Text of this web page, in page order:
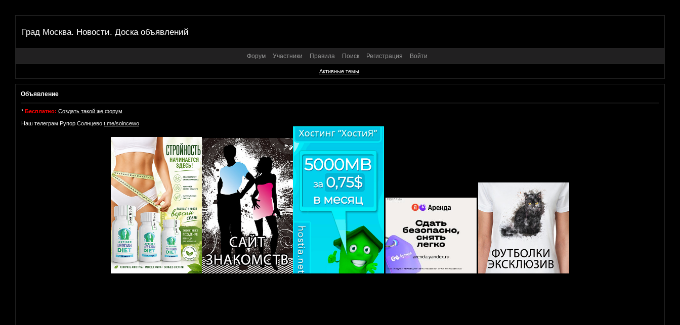
Град Москва. Новости. Доска объявлений
Форум Участники Правила Поиск Регистрация Войти
Активные темы
Объявление
* Бесплатно: Создать такой же форум
Наш телеграм Рупор Солнцево t.me/solncewo